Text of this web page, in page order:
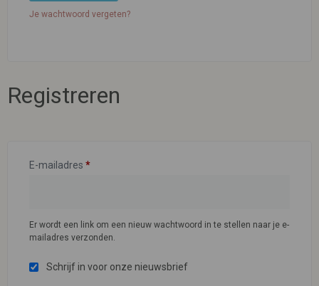
Je wachtwoord vergeten?
Registreren
E-mailadres *
Er wordt een link om een nieuw wachtwoord in te stellen naar je e-
mailadres verzonden.
Schrijf in voor onze nieuwsbrief